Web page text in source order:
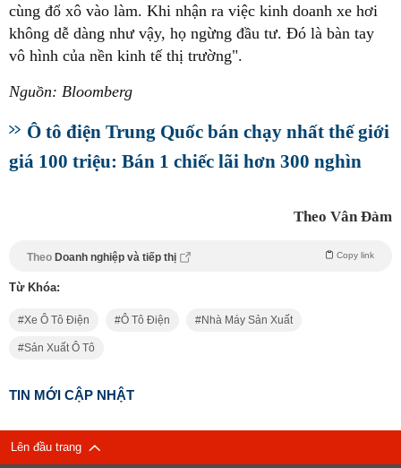
cùng đổ xô vào làm. Khi nhận ra việc kinh doanh xe hơi
không dễ dàng như vậy, họ ngừng đầu tư. Đó là bàn tay
vô hình của nền kinh tế thị trường".
Nguồn: Bloomberg
Ô tô điện Trung Quốc bán chạy nhất thế giới
giá 100 triệu: Bán 1 chiếc lãi hơn 300 nghìn
Theo Vân Đàm
Theo Doanh nghiệp và tiếp thị Copy link
Từ Khóa:
Xe Ô Tô Điện Ô Tô Điện Nhà Máy Sản Xuất
Sản Xuất Ô Tô
TIN MỚI CẬP NHẬT
Lên đầu trang